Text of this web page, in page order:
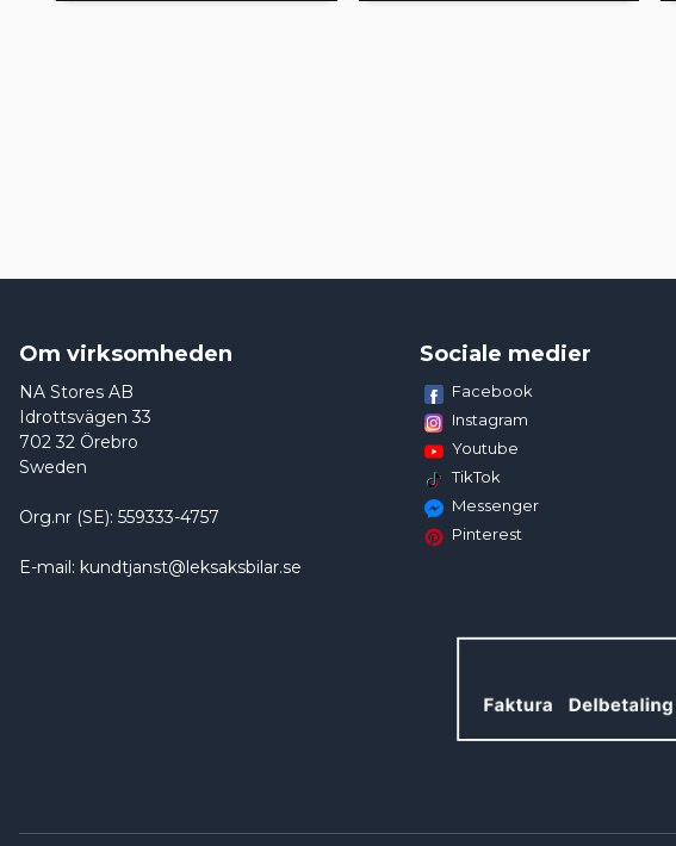
Om virksomheden
NA Stores AB
Idrottsvägen 33
702 32 Örebro
Sweden
Org.nr (SE): 559333-4757
E-mail: kundtjanst@leksaksbilar.se
Sociale medier
Facebook
Instagram
Youtube
TikTok
Messenger
Pinterest